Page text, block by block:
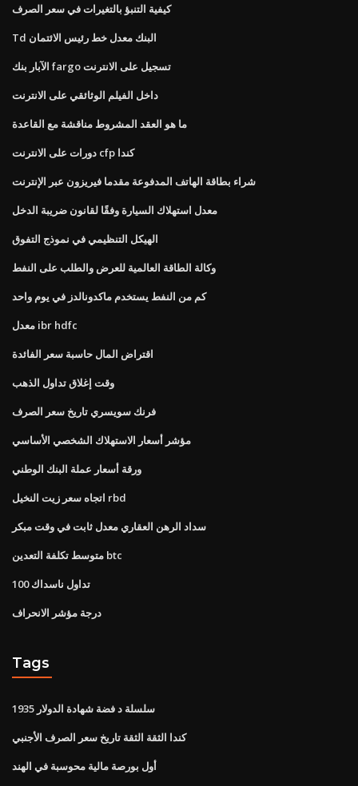
كيفية التنبؤ بالتغيرات في سعر الصرف
Td البنك معدل خط رئيس الائتمان
الآبار بنك fargo تسجيل على الانترنت
داخل الفيلم الوثائقي على الانترنت
ما هو العقد المشروط مناقشة مع القاعدة
دورات على الانترنت cfp كندا
شراء بطاقة الهاتف المدفوعة مقدما فيريزون عبر الإنترنت
معدل استهلاك السيارة وفقًا لقانون ضريبة الدخل
الهيكل التنظيمي في نموذج التفوق
وكالة الطاقة العالمية للعرض والطلب على النفط
كم من النفط يستخدم ماكدونالدز في يوم واحد
معدل ibr hdfc
اقتراض المال حاسبة سعر الفائدة
وقت إغلاق تداول الذهب
فرنك سويسري تاريخ سعر الصرف
مؤشر أسعار الاستهلاك الشخصي الأساسي
ورقة أسعار عملة البنك الوطني
اتجاه سعر زيت النخيل rbd
سداد الرهن العقاري معدل ثابت في وقت مبكر
متوسط ​​تكلفة التعدين btc
تداول ناسداك 100
درجة مؤشر الانحراف
Tags
1935 سلسلة د فضة شهادة الدولار
كندا الثقة الثقة تاريخ سعر الصرف الأجنبي
أول بورصة مالية محوسبة في الهند